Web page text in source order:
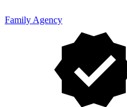
Family Agency